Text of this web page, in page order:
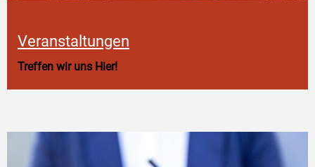
Veranstaltungen
Treffen wir uns Hier!